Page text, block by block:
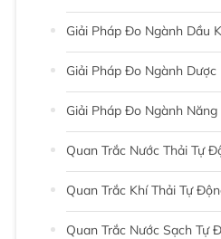
Giải Pháp Đo Ngành Dầu
Giải Pháp Đo Ngành Dược
Giải Pháp Đo Ngành
Quan Trắc Nước Thải Tự
Quan Trắc Khí Thải Tự
Quan Trắc Nước Sạch Tự